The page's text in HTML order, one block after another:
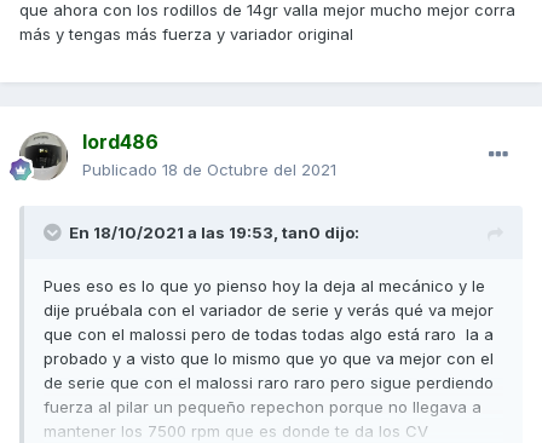
explicado no subas el motor de vueltas, no se como la ECU
tienes que notar esa diferencia tan acusada, ambos
modelos cumplían la Euro III.
que ahora con los rodillos de 14gr valla mejor mucho mejor corra
más y tengas más fuerza y variador original
lord486
Publicado 18 de Octubre del 2021
En 18/10/2021 a las 19:53, tan0 dijo:
Pues eso es lo que yo pienso hoy la deja al mecánico y le
dije pruébala con el variador de serie y verás qué va mejor
que con el malossi pero de todas todas algo está raro la a
probado y a visto que lo mismo que yo que va mejor con el
de serie que con el malossi raro raro pero sigue perdiendo
fuerza al pilar un pequeño repechon porque no llegava a
mantener los 7500 rpm que es donde te da los CV